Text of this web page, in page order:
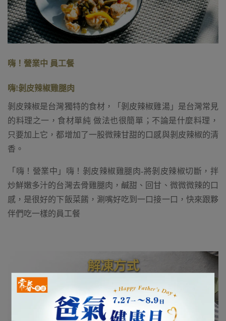
嗨！營業中 員工餐
嗨!剝皮辣椒雞腿肉
剝皮辣椒是台灣獨特的食材，「剝皮辣椒雞湯」是台灣常見
的料理之一， 食材單純 做法也很簡單； 不論是什麼料理，
只要加上它，都增加了一股微辣甘甜的口感與剝皮辣椒的清
香。
「嗨！營業中」嗨！剝皮辣椒雞腿肉-將剝皮辣椒切斷，拌
炒鮮嫩多汁的台灣去骨雞腿肉，鹹甜、回甘、微微微辣的口
感，是很好的下飯菜餚，涮嘴好吃到一口接一口，快來跟夥
伴們吃一樣的員工餐